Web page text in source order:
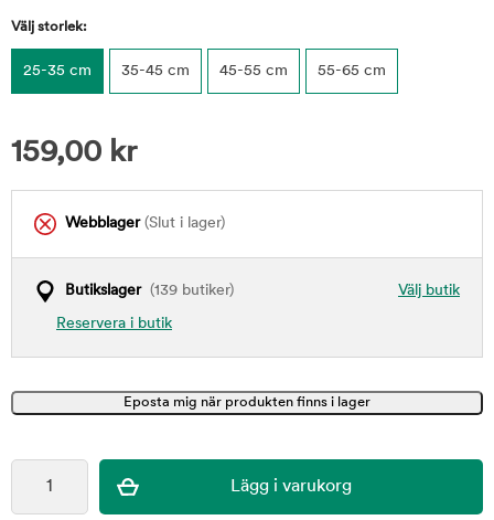
Välj storlek:
25-35 cm 35-45 cm 45-55 cm 55-65 cm
159,00 kr
Webblager(Slut i lager)
Välj butik
Butikslager(139 butiker)
Reservera i butik